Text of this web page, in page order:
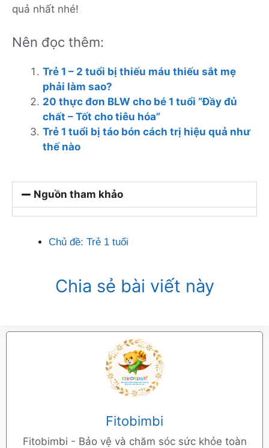
quả nhất nhé!
Nên đọc thêm:
Trẻ 1 – 2 tuổi bị thiếu máu thiếu sắt mẹ
phải làm sao?
20 thực đơn BLW cho bé 1 tuổi “Đầy đủ
chất – Tốt cho tiêu hóa”
Trẻ 1 tuổi bị táo bón cách trị hiệu quả như
thế nào
Nguồn tham khảo
Chủ đề: Trẻ 1 tuổi
Chia sẻ bài viết này
Fitobimbi
Fitobimbi - Bảo vệ và chăm sóc sức khỏe toàn